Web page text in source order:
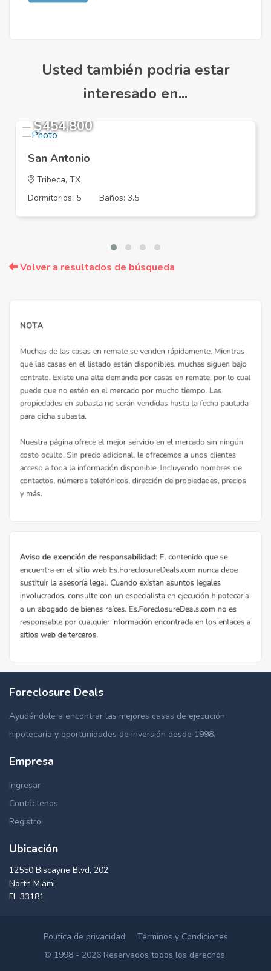
Usted también podria estar
interesado en...
$454,800
San Antonio
Tribeca, TX
Dormitorios: 5
Baños: 3.5
Volver a resultados de búsqueda
Foreclosure Deals
Ayudándole a encontrar las mejores casas de ejecución
hipotecaria y oportunidades de inversión desde 1998.
Empresa
Ingresar
Contáctenos
Registro
Ubicación
12550 Biscayne Blvd, 202,
North Miami,
FL 33181
Política de privacidad
Términos y Condiciones
© 1998 - 2026 Reservados todos los derechos.